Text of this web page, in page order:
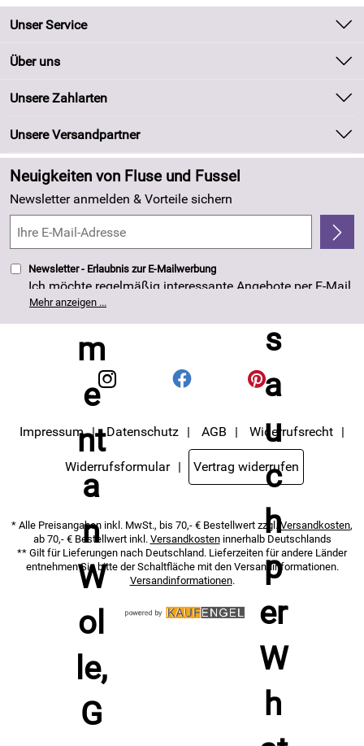
Unser Service
Kontakt
Kundeninformationen
Newsletter
Zahlung und Versand
Kundenlogin
Über uns
Unsere Bestseller
Neu
Angebote
Made in Germany
4,8/5
Unsere Zahlarten
Unsere Versandpartner
Neuigkeiten von Fluse und Fussel
Newsletter anmelden & Vorteile sichern
Newsletter - Erlaubnis zur E-Mailwerbung
Ich möchte regelmäßig interessante Angebote per E-Mail
erhalten. Meine E-Mail-Adresse wird nicht an andere
Unternehmen weitergegeben. Die Einwilligung zur
Nutzung meiner E-Mail- Adresse für Werbezwecke kann
Datenschutzerklärung habe ich zur Kenntnis
genommen.
Mehr anzeigen ...
Impressum Datenschutz AGB Widerrufsrecht
Widerrufsformular Vertrag widerrufen
* Alle Preisangaben inkl. MwSt., bis 70,- € Bestellwert zzgl. Versandkosten,
ab 70,- € Bestellwert inkl. Versandkosteninnerhalb Deutschlands
** Gilt für Lieferungen nach Deutschland. Lieferzeiten für andere Länder
entnehmen Sie bitte der Schaltfläche mit den Versandinformationen.
Versandinformationen.